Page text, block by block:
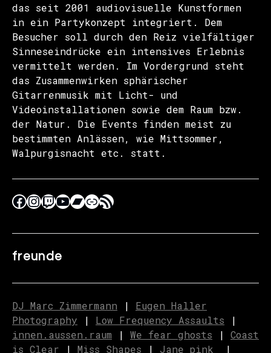
das seit 2001 audiovisuelle Kunstformen
in ein Partykonzept integriert. Dem
Besucher soll durch den Reiz vielfältiger
Sinneseindrücke ein intensives Erlebnis
vermittelt werden. Im Vordergrund steht
das Zusammenwirken sphärischer
Gitarrenmusik mit Licht- und
Videoinstallationen sowie dem Raum bzw.
der Natur. Die Events finden meist zu
bestimmten Anlässen, wie Mittsommer,
Walpurgisnacht etc. statt.
freunde
DJ Marc Zimmermann | Eugen Haller
Photography | Low Frequency Assaults |
innen.aussen.raum | We fear ghosts | Coast
is Clear | Miss Shapes | Jane_pink_ |